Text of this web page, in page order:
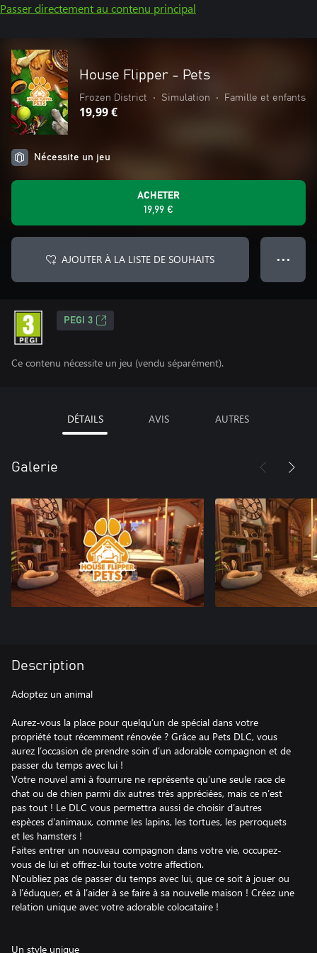
Passer directement au contenu principal
House Flipper - Pets
Frozen District • Simulation • Famille et enfants
19,99 €
Nécessite un jeu
ACHETER
19,99 €
AJOUTER À LA LISTE DE SOUHAITS ● ● ●
PEGI 3
Ce contenu nécessite un jeu (vendu séparément).
DÉTAILS AVIS AUTRES
Galerie
Description
Adoptez un animal
Aurez-vous la place pour quelqu’un de spécial dans votre
propriété tout récemment rénovée ? Grâce au Pets DLC, vous
aurez l’occasion de prendre soin d’un adorable compagnon et de
passer du temps avec lui !
Votre nouvel ami à fourrure ne représente qu’une seule race de
chat ou de chien parmi dix autres très appréciées, mais ce n’est
pas tout ! Le DLC vous permettra aussi de choisir d’autres
espèces d'animaux, comme les lapins, les tortues, les perroquets
et les hamsters !
Faites entrer un nouveau compagnon dans votre vie, occupez-
vous de lui et offrez-lui toute votre affection.
N’oubliez pas de passer du temps avec lui, que ce soit à jouer ou
à l’éduquer, et à l’aider à se faire à sa nouvelle maison ! Créez une
relation unique avec votre adorable colocataire !
Un style unique